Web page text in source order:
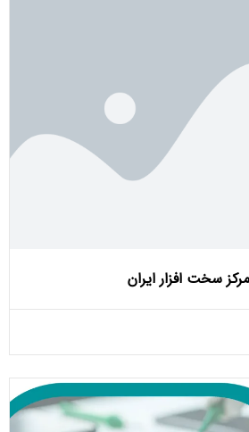
سخت افزار ایران